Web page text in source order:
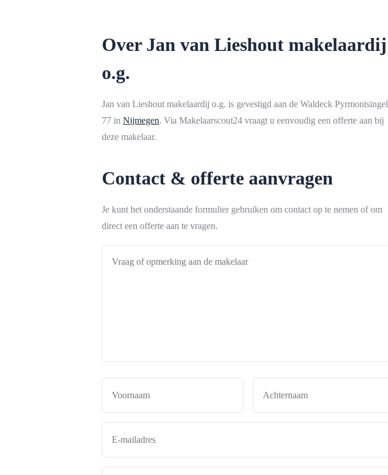
Over Jan van Lieshout makelaardij
o.g.
Jan van Lieshout makelaardij o.g. is gevestigd aan de Waldeck Pyrmontsingel
77 in Nijmegen. Via Makelaarscout24 vraagt u eenvoudig een offerte aan bij
deze makelaar.
Contact & offerte aanvragen
Je kunt het onderstaande formulier gebruiken om contact op te nemen of om
direct een offerte aan te vragen.